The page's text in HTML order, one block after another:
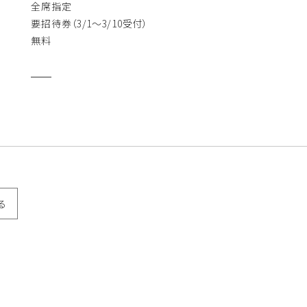
全席指定
要招待券（3/1〜3/10受付）
無料